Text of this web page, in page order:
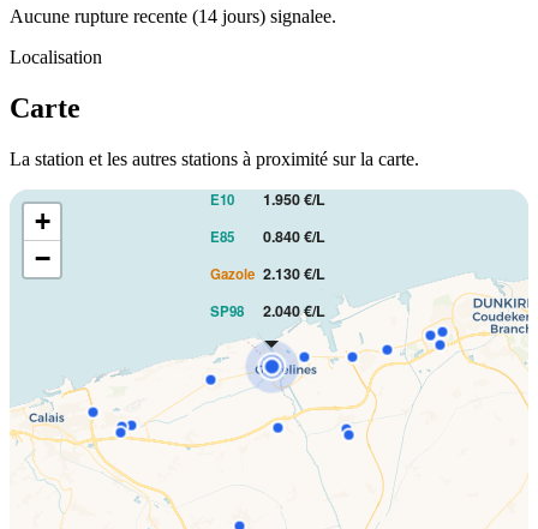
Aucune rupture recente (14 jours) signalee.
Localisation
Carte
La station et les autres stations à proximité sur la carte.
PRIX AU LITRE
E10 1.950 €/L
E85 0.840 €/L
Gazole 2.130 €/L
SP98 2.040 €/L
+
−